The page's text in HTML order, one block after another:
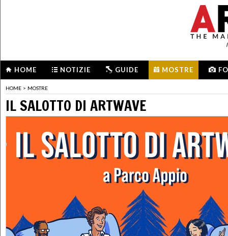
HOME NOTIZIE GUIDE MOSTRE
HOME > MOSTRE
IL SALOTTO DI ARTWAVE